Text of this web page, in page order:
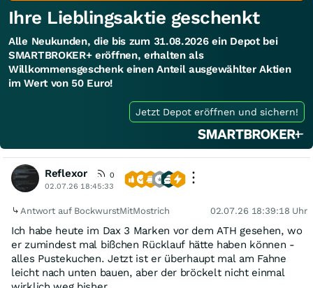
Ihre Lieblingsaktie geschenkt
Alle Neukunden, die bis zum 31.08.2026 ein Depot bei
SMARTBROKER+ eröffnen, erhalten als
Willkommensgeschenk einen Anteil ausgewählter Aktien
im Wert von 50 Euro!
Jetzt Depot eröffnen und sichern!
Reflexor
0
02.07.26 18:45:33
Antwort auf BockwurstMitMostrich 02.07.26 18:39:18 Uhr
Ich habe heute im Dax 3 Marken vor dem ATH gesehen, wo
er zumindest mal bißchen Rücklauf hätte haben können -
alles Pustekuchen. Jetzt ist er überhaupt mal am Fahne
leicht nach unten bauen, aber der bröckelt nicht einmal